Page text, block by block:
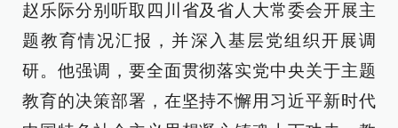
赵乐际分别听取四川省及省人大常委会开展主
题教育情况汇报，并深入基层党组织开展调
研。他强调，要全面贯彻落实党中央关于主题
教育的决策部署，在坚持不懈用习近平新时代